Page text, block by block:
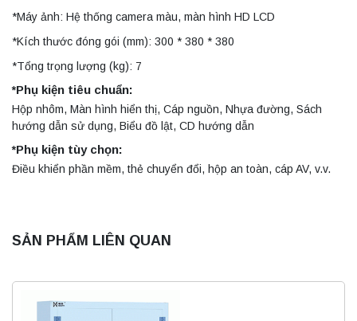
*Máy ảnh: Hệ thống camera màu, màn hình HD LCD
*Kích thước đóng gói (mm): 300 * 380 * 380
*Tổng trọng lượng (kg): 7
*Phụ kiện tiêu chuẩn:
Hộp nhôm, Màn hình hiển thị, Cáp nguồn, Nhựa đường, Sách
hướng dẫn sử dụng, Biểu đồ lật, CD hướng dẫn
*Phụ kiện tùy chọn:
Điều khiển phần mềm, thẻ chuyển đổi, hộp an toàn, cáp AV, v.v.
SẢN PHẨM LIÊN QUAN